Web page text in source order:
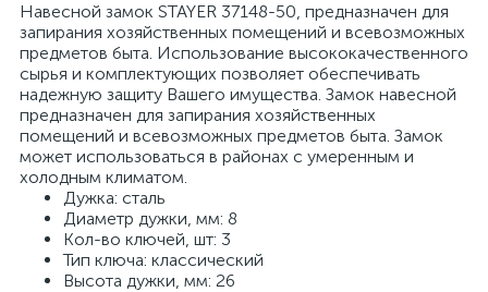
Навесной замок STAYER 37148-50, предназначен для
запирания хозяйственных помещений и всевозможных
предметов быта. Использование высококачественного
сырья и комплектующих позволяет обеспечивать
надежную защиту Вашего имущества. Замок навесной
предназначен для запирания хозяйственных
помещений и всевозможных предметов быта. Замок
может использоваться в районах с умеренным и
холодным климатом.
Дужка: сталь
Диаметр дужки, мм: 8
Кол-во ключей, шт: 3
Тип ключа: классический
Высота дужки, мм: 26